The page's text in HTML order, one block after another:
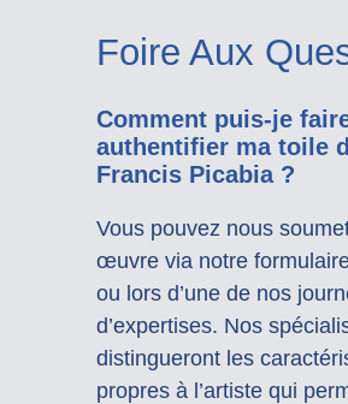
Foire Aux
Comment puis-je
authentifier ma toile
Francis Picabia ?
Vous pouvez nous
œuvre via notre
ou lors d’une de nos
d’expertises. Nos
distingueront les
propres à l’artiste qui